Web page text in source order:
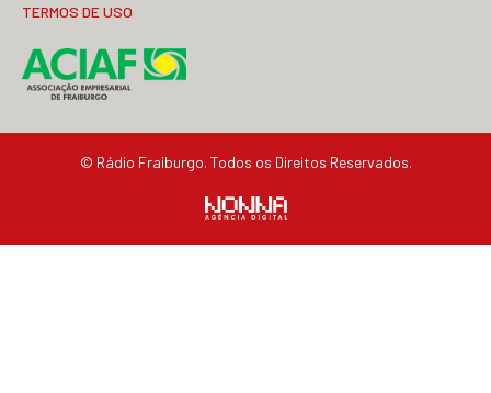
TERMOS DE USO
© Rádio Fraiburgo. Todos os Direitos Reservados.